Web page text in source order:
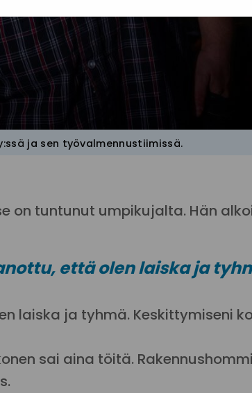
ja sen työvalmennustiimissä.
on tuntunut umpikujalta. Hän
että olen laiska ja
laiska ja tyhmä. Keskittymiseni
sai aina töitä.